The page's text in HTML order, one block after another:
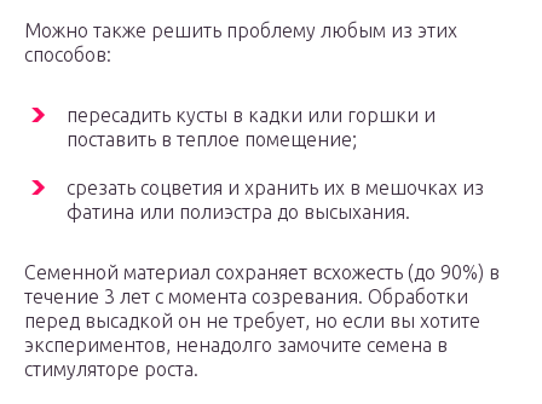
Можно также решить проблему любым из этих
способов:
пересадить кусты в кадки или горшки и
поставить в теплое помещение;
срезать соцветия и хранить их в мешочках из
фатина или полиэстра до высыхания.
Семенной материал сохраняет всхожесть (до 90%) в
течение 3 лет с момента созревания. Обработки
перед высадкой он не требует, но если вы хотите
экспериментов, ненадолго замочите семена в
стимуляторе роста.